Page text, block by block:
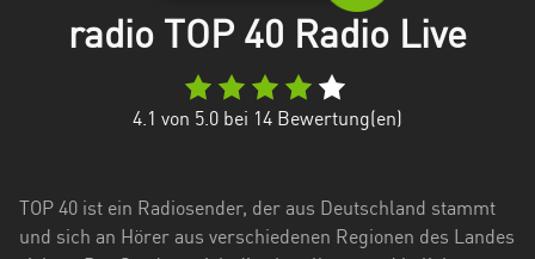
Bremen
radio TOP 40 Radio Live
4.1 von 5.0 bei 14 Bewertung(en)
TOP 40 ist ein Radiosender, der aus Deutschland stammt
und sich an Hörer aus verschiedenen Regionen des Landes